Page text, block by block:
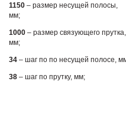
1150 – размер несущей полосы,
мм;
1000 – размер связующего прутка,
мм;
34 – шаг по по несущей полосе,
38 – шаг по прутку, мм;